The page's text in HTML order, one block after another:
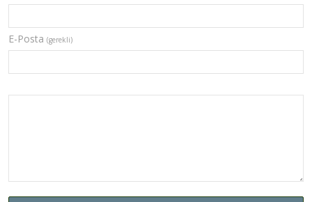
E-Posta (gerekli)